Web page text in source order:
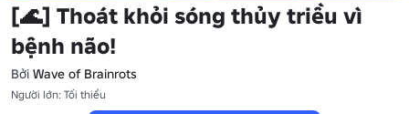
[🌊] Thoát khỏi sóng thủy triều vì
bệnh não!
Bởi Wave of Brainrots
Người lớn: Tối thiểu